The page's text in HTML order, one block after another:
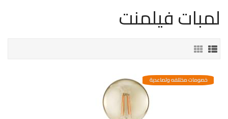
لمبات فيلمنت
خصومات مختلفه وتصاعدية